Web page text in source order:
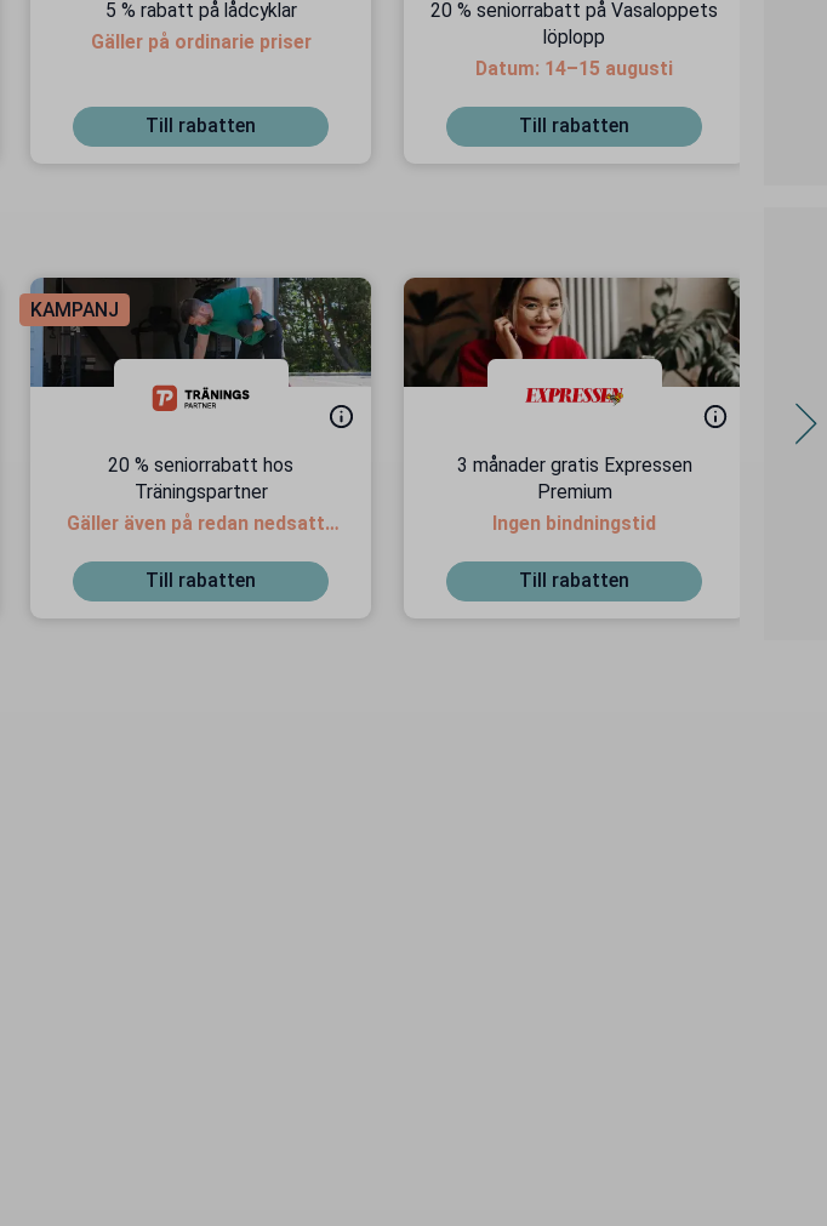
5 % rabatt på lådcyklar
Gäller på ordinarie priser
Till rabatten
20 % seniorrabatt på Vasaloppets
löplopp
Datum: 14–15 augusti
Till rabatten
KAMPANJ
20 % seniorrabatt hos
Träningspartner
Gäller även på redan nedsatta
Till rabatten
3 månader gratis Expressen
Premium
Ingen bindningstid
Till rabatten